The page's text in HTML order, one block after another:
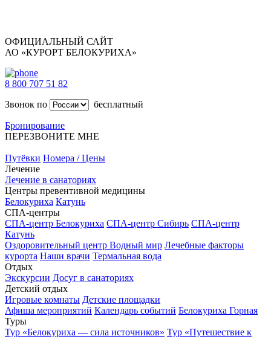
ОФИЦИАЛЬНЫЙ САЙТ
АО «КУРОРТ БЕЛОКУРИХА»
8 800 707 51 82
Звонок по
бесплатный
Бронирование
ПЕРЕЗВОНИТЕ МНЕ
Путёвки Номера / Цены
Лечение
Лечение в санаториях
Центры превентивной медицины
Белокуриха Катунь
СПА-центры
СПА-центр Белокуриха СПА-центр Сибирь СПА-центр
Катунь
Оздоровительный центр Водный мир Лечебные факторы
курорта Наши врачи Термальная вода
Отдых
Экскурсии Досуг в санаториях
Детский отдых
Игровые комнаты Детские площадки
Афиша мероприятий Календарь событий Белокуриха Горная
Туры
Тур «Белокуриха — сила источников» Тур «Путешествие к